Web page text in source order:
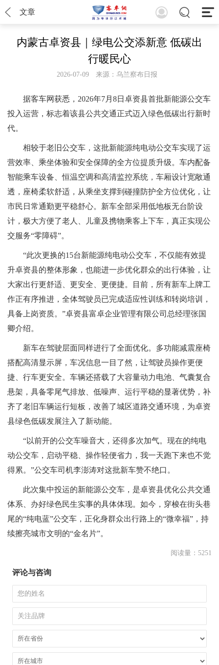
文章
内蒙古卓资县｜绿电公交添新意 低碳出
行暖民心
2026-07-09 来源：乌兰察布日报
据客车网获悉，2026年7月8日卓资县首批新能源公交车
投入运营，标志着该县公共交通正式迈入绿色低碳出行新时
代。
相较于老旧公交车，这批新能源纯电动公交车实现了运
营效率、乘坐体验和安全保障的全方位提质升级。车内配备
智能乘车设备、恒温空调和高清监控系统，车厢设计宽敞通
透，座椅柔软舒适，从乘坐支撑到碰撞防护全方位优化，让
市民日常通勤更平稳舒心。新车全部采用低地板无台阶设
计，极大方便了老人、儿童及携物乘客上下车，真正实现公
交服务“零障碍”。
“此次更换的15台新能源纯电动公交车，不仅能有效提
升卓资县的整体形象，也能进一步优化群众的出行体验，让
大家出行更舒适、更安全、更便捷。目前，所有新车上牌工
作正有序推进，全体驾驶员已完成适应性训练和转岗培训，
具备上岗资质。”卓资县富卓企业管理有限公司总经理张国
卿介绍。
新车在驾驶层面同样进行了全面优化。多功能减震座椅
搭配高清显示屏，车况信息一目了然，让驾驶员操作更便
捷、行车更安全。车辆还搭载了大容量动力电池、气囊复合
悬架，具备零尾气排放、低噪声、运行平稳的显著优势，补
齐了老旧车辆运行短板，改善了城区道路交通环境，为卓资
县绿色低碳发展注入了新动能。
“以前开的公交车噪音大，还得多次加气。现在的纯电
动公交车，启动平稳、操作轻便省力，我一天跑下来也不觉
得累。”公交车司机李澎涛对这批新车赞不绝口。
此次集中投运的新能源公交车，是卓资县优化公共交通
体系、办好绿色民生实事的具体体现。如今，穿梭在街头巷
尾的“纯电蓝”公交车，正化身群众出行路上的“微幸福”，持
续擦亮城市文明的“金名片”。
阅读量：5251
评论与咨询